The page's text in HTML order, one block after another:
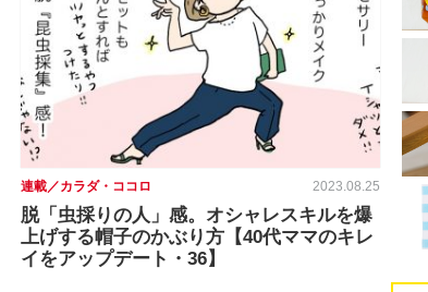
連載／カラダ・ココロ 2023.08.25
脱「虫採りの人」感。オシャレスキルを爆
上げする帽子のかぶり方【40代ママのキレ
イをアップデート・36】